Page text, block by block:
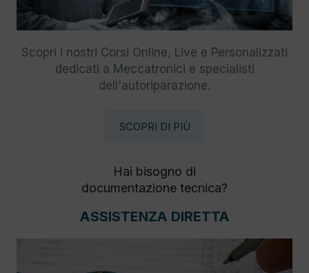
Scopri i nostri Corsi Online, Live e Personalizzati
dedicati a Meccatronici e specialisti
dell'autoriparazione.
SCOPRI DI PIÙ
Hai bisogno di
documentazione tecnica?
ASSISTENZA DIRETTA